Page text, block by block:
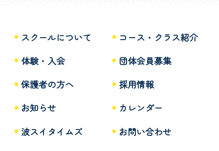
スクールについて
コース・クラス紹介
体験・入会
団体会員募集
保護者の方へ
採用情報
お知らせ
カレンダー
波スイタイムズ
お問い合わせ